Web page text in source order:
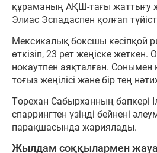
құраманың АҚШ-тағы жаттығу
Элиас Эспадаспен қолғап
Мексикалық боксшы кәсіпқой
өткізіп, 23 рет жеңіске жеткен.
нокаутпен аяқталған. Сонымен
тоғыз жеңілісі және бір тең
Төрехан Сабырханның бапкері
спаррингтен үзінді бейнені
парақшасында жариялады.
Жылдам соққылармен